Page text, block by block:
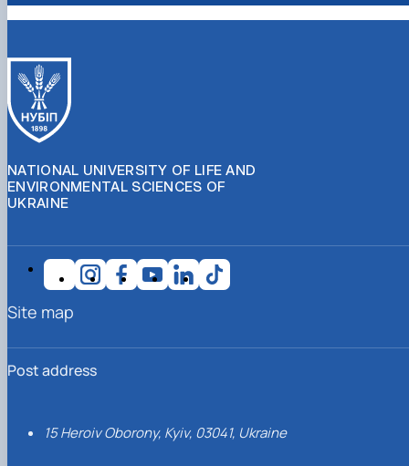
NATIONAL UNIVERSITY OF LIFE AND
ENVIRONMENTAL SCIENCES OF
UKRAINE
Post address
15 Heroiv Oborony, Kyiv, 03041, Ukraine
Site map